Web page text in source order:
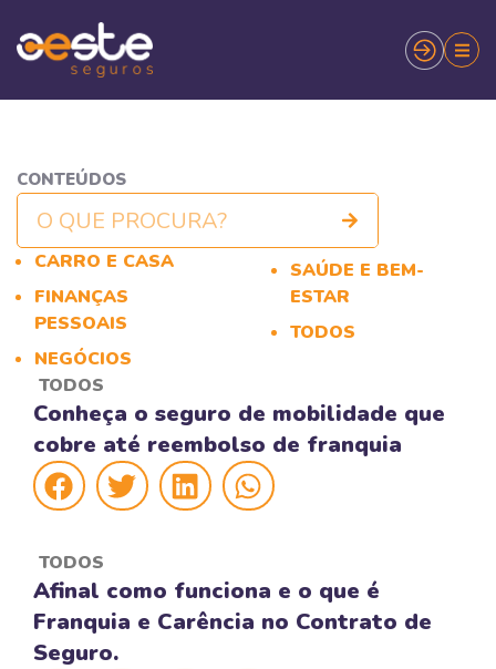
CONTEÚDOS
CARRO E CASA
FINANÇAS
PESSOAIS
NEGÓCIOS
SAÚDE E BEM-
ESTAR
TODOS
TODOS
Conheça o seguro de mobilidade que
cobre até reembolso de franquia
TODOS
Afinal como funciona e o que é
Franquia e Carência no Contrato de
Seguro.